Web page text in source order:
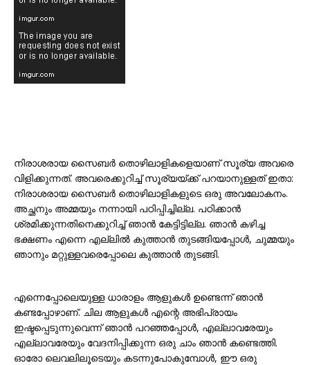
നിരാശരായ സൈബർ തൊഴിലാളികളെയാണ് സൂര്യ അവരെ
വിളിക്കുന്നത്. അവരെക്കുറിച്ച് സൂര്യയ്ക്ക് പറയാനുള്ളത് ഇതാ:
നിരാശരായ സൈബർ തൊഴിലാളികളുടെ ഒരു അവലോകനം.
അച്ഛനും അമ്മയും നന്നായി പഠിപ്പിച്ചില്ല. പഠിക്കാൻ
ശ്രമിക്കുന്നതിനെക്കുറിച്ച് ഞാൻ കേട്ടിട്ടില്ല. ഞാൻ കഴിച്ച
ഭക്ഷണം എന്നെ എല്ലിൽ കുത്താൻ തുടങ്ങിയപ്പോൾ, ചുമ്മയും
ഞാനും മറ്റുള്ളവരെപ്പോലെ കുത്താൻ തുടങ്ങി.
എന്നെപ്പോലെയുള്ള ധാരാളം ആളുകൾ ഉണ്ടെന്ന് ഞാൻ
കണ്ടപ്പോഴാണ്. ചില ആളുകൾ എന്റെ അഭിപ്രായം
ഇഷ്ടപ്പെടുന്നുവെന്ന് ഞാൻ പറഞ്ഞപ്പോൾ, എല്ലാവരേയും
എല്ലാവരേയും വേദനിപ്പിക്കുന്ന ഒരു ചാം ഞാൻ കണ്ടെത്തി.
ഓരോ ലെവലിലൂടെയും കടന്നുപോകുമ്പോൾ, ഈ ഒരു